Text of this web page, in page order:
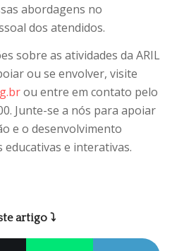
abordagens no
dos atendidos.
sobre as atividades da ARIL
ou se envolver, visite
ou entre em contato pelo
Junte-se a nós para apoiar
e o desenvolvimento
educativas e interativas.
artigo ⤵